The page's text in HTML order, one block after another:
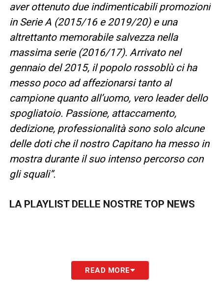
aver ottenuto due indimenticabili promozioni
in Serie A (2015/16 e 2019/20) e una
altrettanto memorabile salvezza nella
massima serie (2016/17). Arrivato nel
gennaio del 2015, il popolo rossoblù ci ha
messo poco ad affezionarsi tanto al
campione quanto all’uomo, vero leader dello
spogliatoio. Passione, attaccamento,
dedizione, professionalità sono solo alcune
delle doti che il nostro Capitano ha messo in
mostra durante il suo intenso percorso con
gli squali”.
LA PLAYLIST DELLE NOSTRE TOP NEWS
READ MORE